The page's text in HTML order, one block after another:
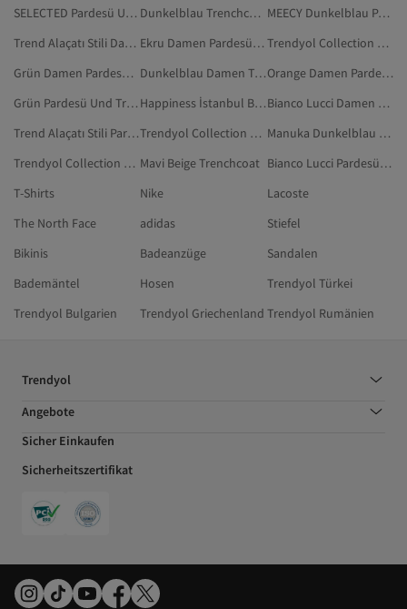
SELECTED Pardesü Und Trenchcoat
Dunkelblau Trenchcoat In Großen Größen
MEECY Dunkelblau Pardesü Und Trenchcoat
Trend Alaçatı Stili Damen Pardesü Und Trenchcoat
Ekru Damen Pardesü Und Trenchcoat
Trendyol Collection Beige Pardesü Und Trenchcoat
Grün Damen Pardesü Und Trenchcoat
Dunkelblau Damen Trenchcoat In Großen Größen
Orange Damen Pardesü Und Trenchcoat
Grün Pardesü Und Trenchcoat
Happiness İstanbul Braun Pardesü Und Trenchcoat
Bianco Lucci Damen Pardesü Und Trenchcoat
Trend Alaçatı Stili Pardesü Und Trenchcoat
Trendyol Collection Ekru Pardesü Und Trenchcoat
Manuka Dunkelblau Pardesü Und Trenchcoat
Trendyol Collection Dunkelblau Trenchcoat Mavi Beige Trenchcoat
Bianco Lucci Pardesü Und Trenchcoat
T-Shirts
Nike
Lacoste
The North Face
adidas
Stiefel
Bikinis
Badeanzüge
Sandalen
Bademäntel
Hosen
Trendyol Türkei
Trendyol Bulgarien
Trendyol Griechenland Trendyol Rumänien
Trendyol
Angebote
Sicher Einkaufen
Sicherheitszertifikat